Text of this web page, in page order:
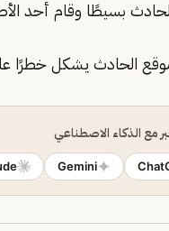
بسيطًا وقام أحد
الحادث يشكل خطرًا
مع الذكاء الاصطناعي
Gemini